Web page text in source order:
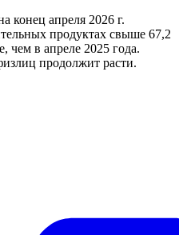
конец апреля 2026 г.
продуктах свыше 67,2
чем в апреле 2025 года.
продолжит расти.